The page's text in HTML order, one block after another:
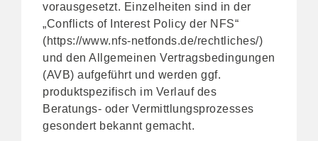
vorausgesetzt. Einzelheiten sind in der
„Conflicts of Interest Policy der NFS“
(https://www.nfs-netfonds.de/rechtliches/)
und den Allgemeinen Vertragsbedingungen
(AVB) aufgeführt und werden ggf.
produktspezifisch im Verlauf des
Beratungs- oder Vermittlungsprozesses
gesondert bekannt gemacht.